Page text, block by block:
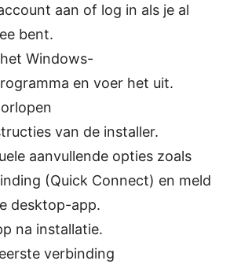
aan of log in als je al
bent.
Windows-
en voer het uit.
van de installer.
aanvullende opties zoals
(Quick Connect) en meld
desktop-app.
na installatie.
verbinding